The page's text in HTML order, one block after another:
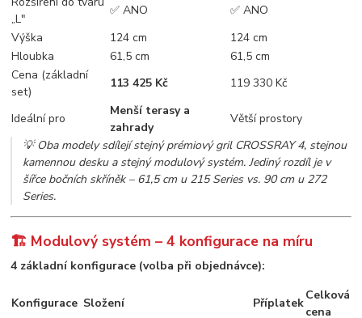
„L"
✅ ANO
✅ ANO
Výška
124 cm
124 cm
Hloubka
61,5 cm
61,5 cm
Cena (základní
set)
113 425 Kč 119 330 Kč
Ideální pro
Menší terasy a
zahrady
Větší prostory
💡 Oba modely sdílejí stejný prémiový gril CROSSRAY 4, stejnou
kamennou desku a stejný modulový systém. Jediný rozdíl je v
šířce bočních skříněk – 61,5 cm u 215 Series vs. 90 cm u 272
Series.
🏗️ Modulový systém – 4 konfigurace na míru
4 základní konfigurace (volba při objednávce):
Konfigurace Složení Příplatek
Celková
cena